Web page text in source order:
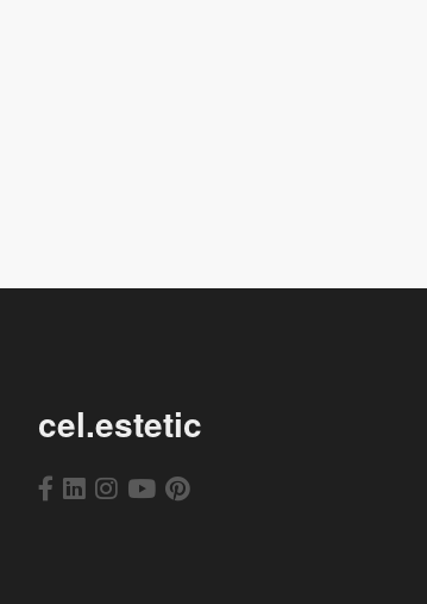
cel.estetic